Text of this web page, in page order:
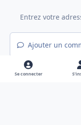
Ajouter un
Se connecter